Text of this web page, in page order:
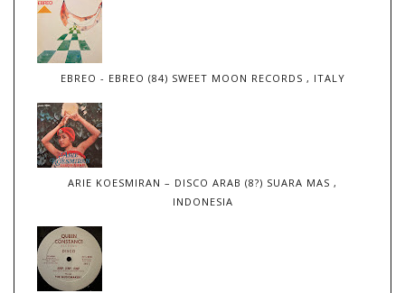
EBREO - EBREO (84) SWEET MOON RECORDS , ITALY
ARIE KOESMIRAN – DISCO ARAB (8?) SUARA MAS ,
INDONESIA